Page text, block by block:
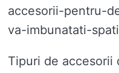
accesorii-pentru-
va-imbunatati-
Tipuri de accesorii